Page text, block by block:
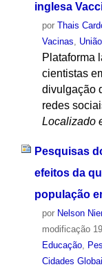
inglesa
por Thais
Vacinas,
Plataforma
cientistas
divulgação
redes
Localizado
Pesquisas
efeitos da
população
por Nelson
modificação
Educação,
Cidades